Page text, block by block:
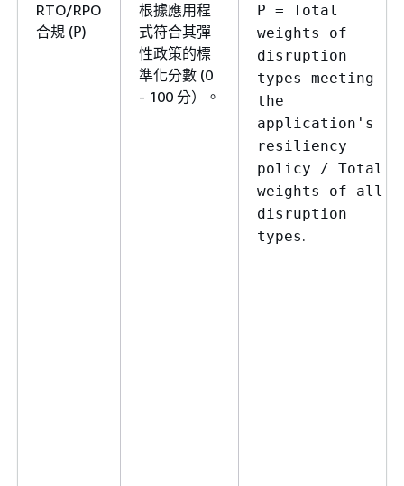
RTO/RPO
合規 (P)
根據應用程
式符合其彈
性政策的標
準化分數 (0
- 100 分）。
P = Total
weights of
disruption
types meeting
the
application's
resiliency
policy / Total
weights of all
disruption
types.